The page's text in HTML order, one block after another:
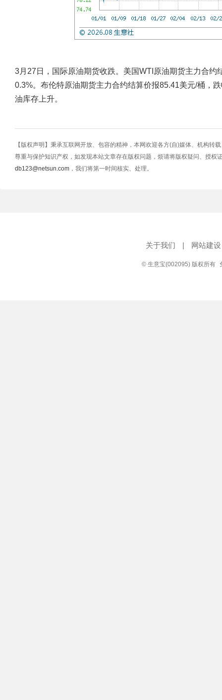
3月27日，国际原油期货收跌。美国WTI原油期货主力合约
0.3%。布伦特原油期货主力合约结算价报85.41美元/桶，
油库存上升。
【版权声明】秉承互联网开放、包容的精神，本网欢迎各方(自)媒体、机构转
尊重与保护知识产权，如发现本站文章存在版权问题，烦请将版权疑问、授权
db123@netsun.com ，我们将第一时间核实、处理。
关于我们 | 网站建设
© 生意宝(002095) 版权所有